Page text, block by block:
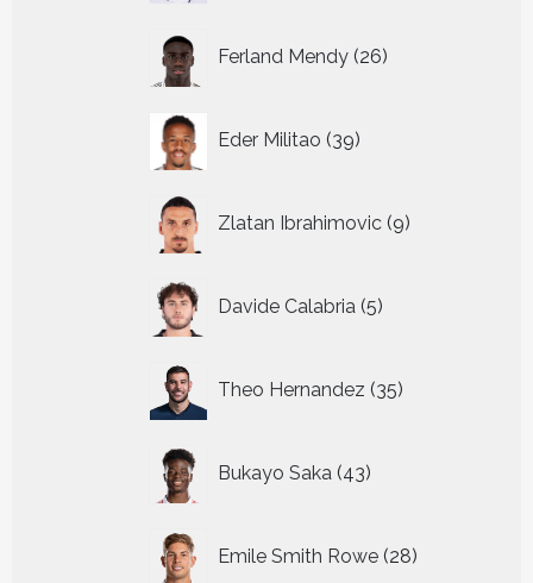
Ferland Mendy 26
producten
Eder Militao 39
producten
Zlatan Ibrahimovic 9
producten
Davide Calabria 5
producten
Theo Hernandez 35
producten
Bukayo Saka 43
producten
Emile Smith Rowe 28
producten